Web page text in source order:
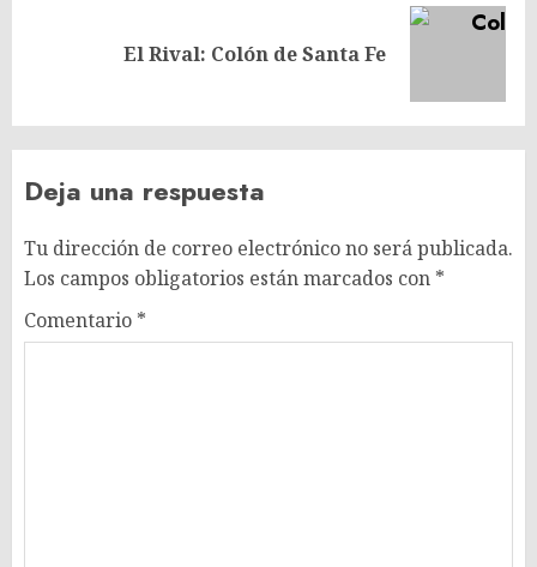
SiguienteEl Rival: Colón de Santa Fe
Deja una respuesta
Tu dirección de correo electrónico no será publicada.
Los campos obligatorios están marcados con *
Comentario *